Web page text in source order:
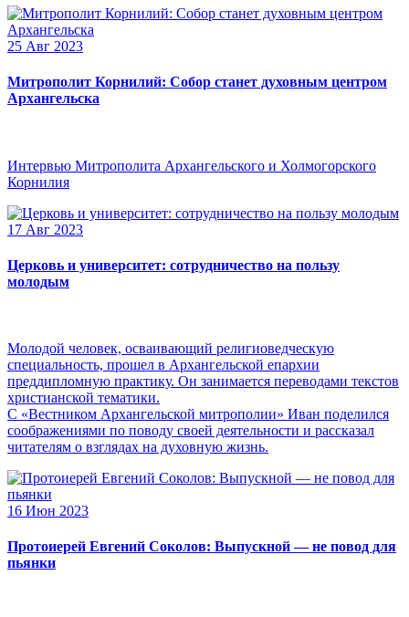
25 Авг 2023
Митрополит Корнилий: Собор станет духовным центром
Архангельска
Интервью Митрополита Архангельского и Холмогорского
Корнилия
17 Авг 2023
Церковь и университет: сотрудничество на пользу
молодым
Молодой человек, осваивающий религиоведческую
специальность, прошел в Архангельской епархии
преддипломную практику. Он занимается переводами текстов
христианской тематики.
С «Вестником Архангельской митрополии» Иван поделился
соображениями по поводу своей деятельности и рассказал
читателям о взглядах на духовную жизнь.
16 Июн 2023
Протоиерей Евгений Соколов: Выпускной — не повод для
пьянки